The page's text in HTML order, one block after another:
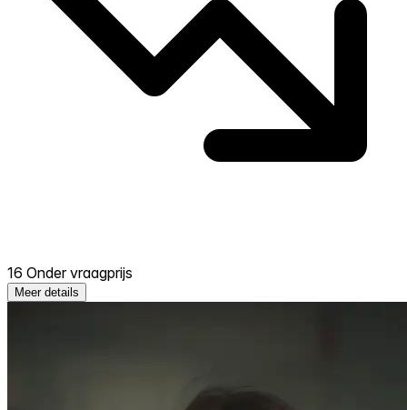
16 Onder vraagprijs
Meer details